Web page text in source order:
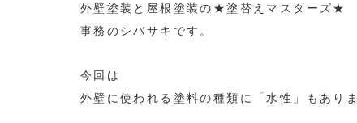
外壁塗装と屋根塗装の★塗替えマスターズ★
事務のシバサキです。
今回は
外壁に使われる塗料の種類に「水性」もあり